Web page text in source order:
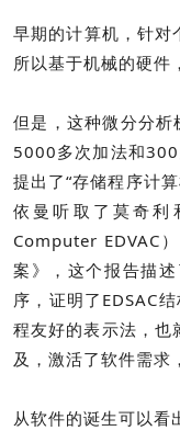
早期的计算机，针对
所以基于机械的硬
但是，这种微分分析
5000多次加法和
提出了“存储程序计
依曼听取了莫奇利
Computer EDVAC
案》，这个报告描
序，证明了EDSAC
程友好的表示法，也
及，激活了软件需求
从软件的诞生可以